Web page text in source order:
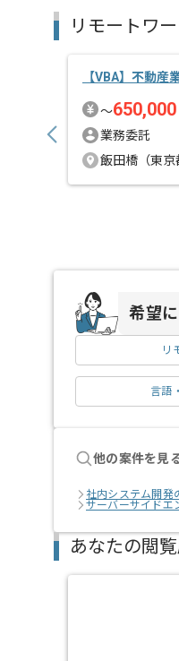
リモートワ
【VBA】不動
〜650,000
業務委託
飯田橋（東京
希望
リ
言語
他の案件を見
社内システム開発
サーバーサイドエ
あなたの閲